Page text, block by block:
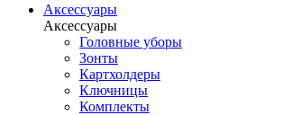
Аксессуары
Аксессуары
Головные уборы
Зонты
Картхолдеры
Ключницы
Комплекты